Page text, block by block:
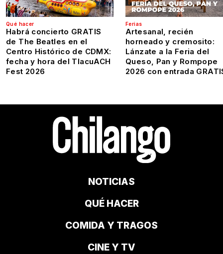
Qué hacer
Habrá concierto GRATIS
de The Beatles en el
Centro Histórico de CDMX:
fecha y hora del TlacuACH
Fest 2026
Ferias
Artesanal, recién
horneado y cremosito:
Lánzate a la Feria del
Queso, Pan y Rompope
2026 con entrada
NOTICIAS
QUÉ HACER
COMIDA Y TRAGOS
CINE Y TV